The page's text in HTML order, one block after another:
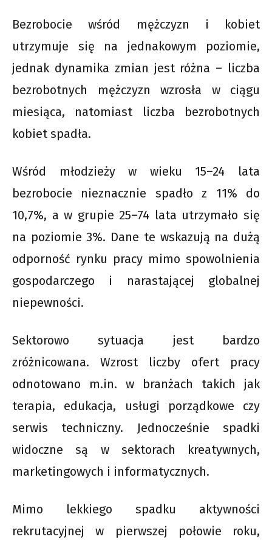
Bezrobocie wśród mężczyzn i kobiet
utrzymuje się na jednakowym poziomie,
jednak dynamika zmian jest różna – liczba
bezrobotnych mężczyzn wzrosła w ciągu
miesiąca, natomiast liczba bezrobotnych
kobiet spadła.
Wśród młodzieży w wieku 15–24 lata
bezrobocie nieznacznie spadło z 11% do
10,7%, a w grupie 25–74 lata utrzymało się
na poziomie 3%. Dane te wskazują na dużą
odporność rynku pracy mimo spowolnienia
gospodarczego i narastającej globalnej
niepewności.
Sektorowo sytuacja jest bardzo
zróżnicowana. Wzrost liczby ofert pracy
odnotowano m.in. w branżach takich jak
terapia, edukacja, usługi porządkowe czy
serwis techniczny. Jednocześnie spadki
widoczne są w sektorach kreatywnych,
marketingowych i informatycznych.
Mimo lekkiego spadku aktywności
rekrutacyjnej w pierwszej połowie roku,